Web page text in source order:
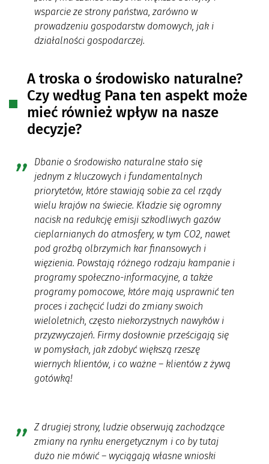
wsparcie ze strony państwa, zarówno w
prowadzeniu gospodarstw domowych, jak i
działalności gospodarczej.
A troska o środowisko naturalne?
Czy według Pana ten aspekt może
mieć również wpływ na nasze
decyzje?
Dbanie o środowisko naturalne stało się
jednym z kluczowych i fundamentalnych
priorytetów, które stawiają sobie za cel rządy
wielu krajów na świecie. Kładzie się ogromny
nacisk na redukcję emisji szkodliwych gazów
cieplarnianych do atmosfery, w tym CO2, nawet
pod groźbą olbrzymich kar finansowych i
więzienia. Powstają różnego rodzaju kampanie i
programy społeczno-informacyjne, a także
programy pomocowe, które mają usprawnić ten
proces i zachęcić ludzi do zmiany swoich
wieloletnich, często niekorzystnych nawyków i
przyzwyczajeń. Firmy dosłownie prześcigają się
w pomysłach, jak zdobyć większą rzeszę
wiernych klientów, i co ważne – klientów z żywą
gotówką!
Z drugiej strony, ludzie obserwują zachodzące
zmiany na rynku energetycznym i co by tutaj
dużo nie mówić – wyciągają własne wnioski